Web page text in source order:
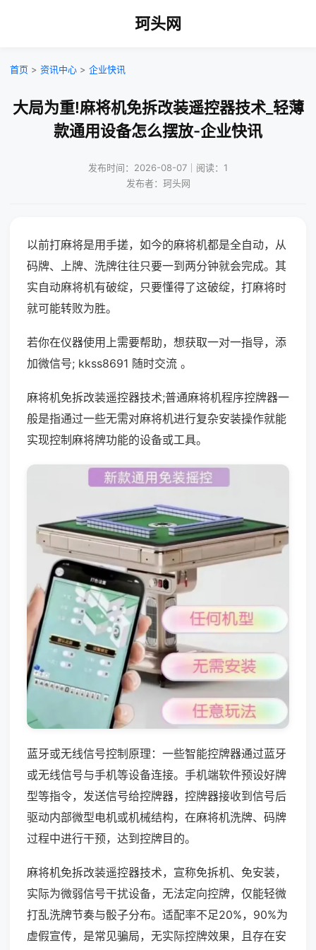
珂头网
首页 > 资讯中心 > 企业快讯
大局为重!麻将机免拆改装遥控器技术_轻薄
款通用设备怎么摆放-企业快讯
发布时间：2026-08-07｜阅读：1
发布者：珂头网
以前打麻将是用手搓，如今的麻将机都是全自动，从
码牌、上牌、洗牌往往只要一到两分钟就会完成。其
实自动麻将机有破绽，只要懂得了这破绽，打麻将时
就可能转败为胜。
若你在仪器使用上需要帮助，想获取一对一指导，添
加微信号; kkss8691 随时交流 。
麻将机免拆改装遥控器技术;普通麻将机程序控牌器一
般是指通过一些无需对麻将机进行复杂安装操作就能
实现控制麻将牌功能的设备或工具。
蓝牙或无线信号控制原理：一些智能控牌器通过蓝牙
或无线信号与手机等设备连接。手机端软件预设好牌
型等指令，发送信号给控牌器，控牌器接收到信号后
驱动内部微型电机或机械结构，在麻将机洗牌、码牌
过程中进行干预，达到控牌目的。
麻将机免拆改装遥控器技术，宣称免拆机、免安装，
实际为微弱信号干扰设备，无法定向控牌，仅能轻微
打乱洗牌节奏与骰子分布。适配率不足20%，90%为
虚假宣传，是常见骗局，无实际控牌效果，且存在安